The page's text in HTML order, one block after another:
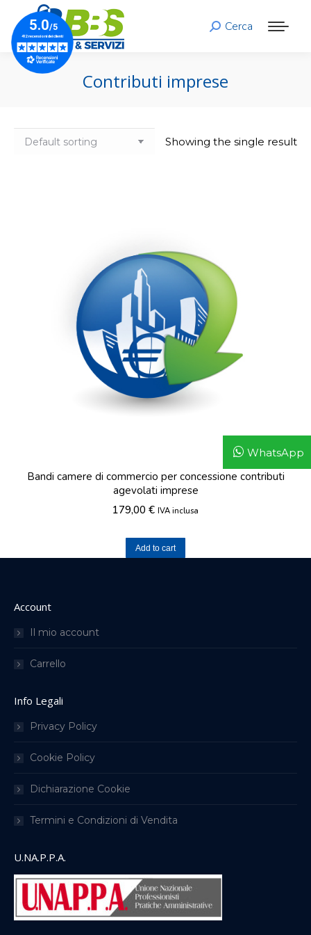
Search:
Cerca
Contributi imprese
Showing the single result
Bandi camere di commercio per concessione contributi
agevolati imprese
179,00 € IVA inclusa
Add to cart
Account
Il mio account
Carrello
Info Legali
Privacy Policy
Cookie Policy
Dichiarazione Cookie
Termini e Condizioni di Vendita
U.NA.P.P.A.
WhatsApp